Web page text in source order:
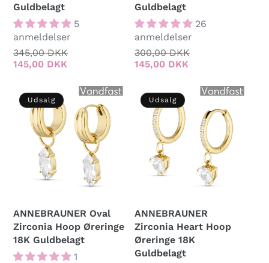
Guldbelagt
5
anmeldelser
Normalpris
345,00 DKK
145,00 DKK
Guldbelagt
26
anmeldelser
Normalpris
300,00 DKK
145,00 DKK
Udsalg
ANNEBRAUNER Oval
Zirconia Hoop Øreringe
18K Guldbelagt
1
Udsalg
ANNEBRAUNER
Zirconia Heart Hoop
Øreringe 18K
Guldbelagt